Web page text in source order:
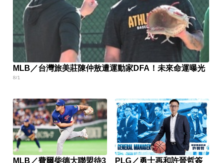
MLB／台灣旅美莊陳仲敖遭運動家DFA！未來命運曝光
8/1
MLB／費爾柴德大聯盟待3
PLG／勇士再和許晉哲簽